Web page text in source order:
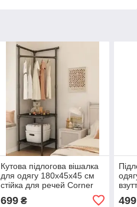
Кутова підлогова вішалка
для одягу 180х45х45 см
стійка для речей Corner
699₴ 499